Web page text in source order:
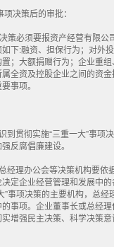
决策后的审批：
策必须要报资产经营有限
下:融资、担保行为；对外
；大额捐赠行为；企业重
全资及控股企业之间的资
事项。
到贯彻实施“三重一大”事项
反腐倡廉建设。
经理办公会等决策机构要依
定企业经营管理和发展中
”事项决策的主要机构，总经
事项。企业董事长或总经
增强民主决策、科学决策